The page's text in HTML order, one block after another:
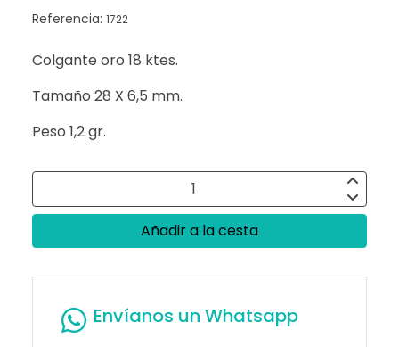
Referencia: 1722
Colgante oro 18 ktes.
Tamaño 28 X 6,5 mm.
Peso 1,2 gr.
Añadir a la cesta
Envíanos un Whatsapp